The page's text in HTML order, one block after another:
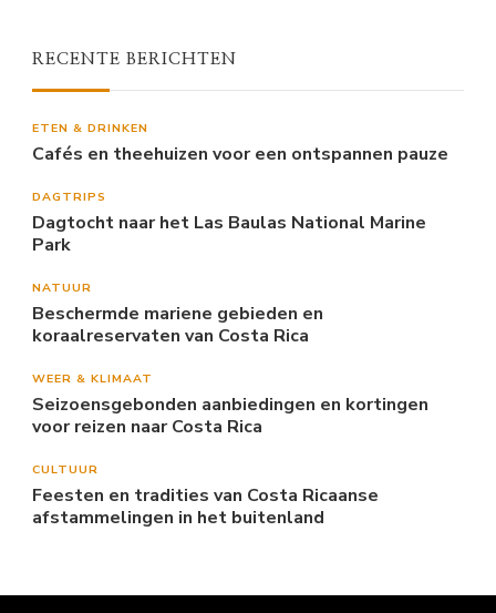
RECENTE BERICHTEN
ETEN & DRINKEN
Cafés en theehuizen voor een ontspannen pauze
DAGTRIPS
Dagtocht naar het Las Baulas National Marine
Park
NATUUR
Beschermde mariene gebieden en
koraalreservaten van Costa Rica
WEER & KLIMAAT
Seizoensgebonden aanbiedingen en kortingen
voor reizen naar Costa Rica
CULTUUR
Feesten en tradities van Costa Ricaanse
afstammelingen in het buitenland